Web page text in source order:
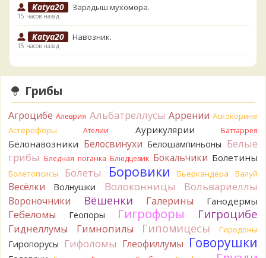
Katya20 Зарлдыш мухомора.
15 часов назад
Katya20 Навозник.
15 часов назад
Verona Скорее всего он.
1 день назад
Verona
1 день назад
Verona
Рядовка мыльная, судя по пластинкам.
Правильно сделали, что не взяли.
1 день назад
BorisM Подгруздок чёрный, или близкие виды
1 день назад
BorisM Сдаётся мне, на земле и в руке - разные грибы.
1 день назад
Кирилл
Вони не было, но вода и гриб при варке
начали желтеть. Выкинул. Большое спасибо.
Грибы
Агроцибе Алеврия Альбатреллусы Аррении Аскокорине
Астерофоры
Ателии Аурикулярии Баттаррея
Белонавозники Белосвинухи Белошампиньоны Белые
грибы Бледная поганка Блюдцевик Бокальчики Болетины
Болетопсисы Болеты Боровики Бьеркандера Валуй
Весёлки Волнушки Волоконницы Вольвариеллы
Вороночники Вёшенки Галерины Ганодермы
Гебеломы Геопоры Гигрофоры Гигроцибе
Гиднеллумы Гимнопилы Гипомицесы Гиродоны
Гиропорусы Гифоломы Глеофиллумы Говорушки